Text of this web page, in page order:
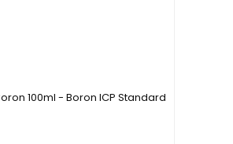
100ml - Boron ICP Standard